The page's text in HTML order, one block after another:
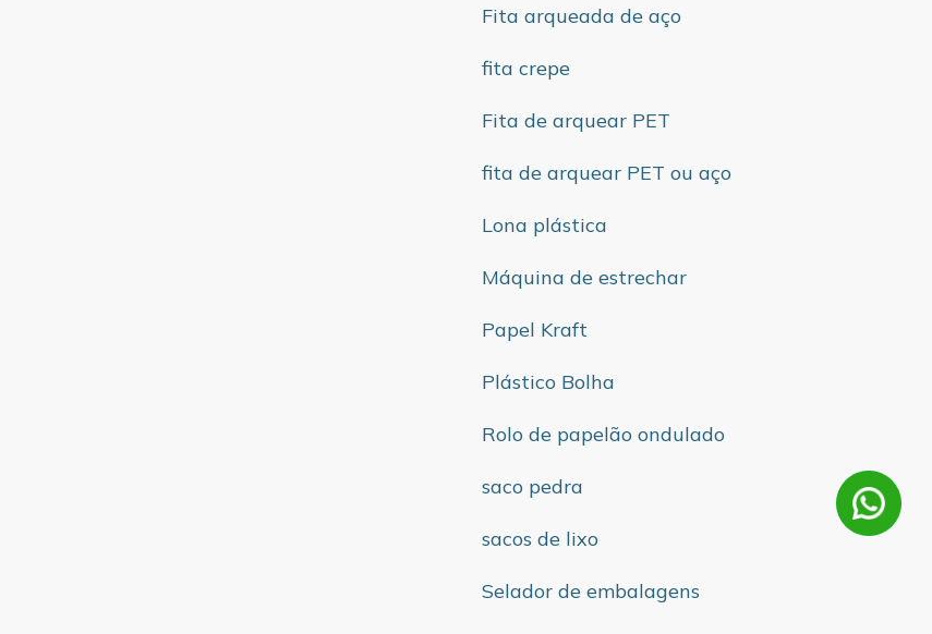
Fita arqueada de aço
fita crepe
Fita de arquear PET
fita de arquear PET ou aço
Lona plástica
Máquina de estrechar
Papel Kraft
Plástico Bolha
Rolo de papelão ondulado
saco pedra
sacos de lixo
Selador de embalagens